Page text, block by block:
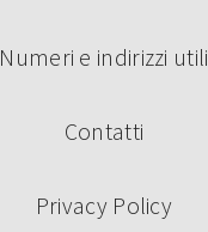
Numeri e indirizzi utili
Contatti
Privacy Policy